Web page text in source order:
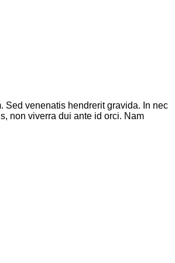
Sed venenatis hendrerit gravida. In nec
non viverra dui ante id orci. Nam